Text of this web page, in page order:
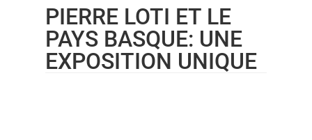
PIERRE LOTI ET LE
PAYS BASQUE: UNE
EXPOSITION UNIQUE